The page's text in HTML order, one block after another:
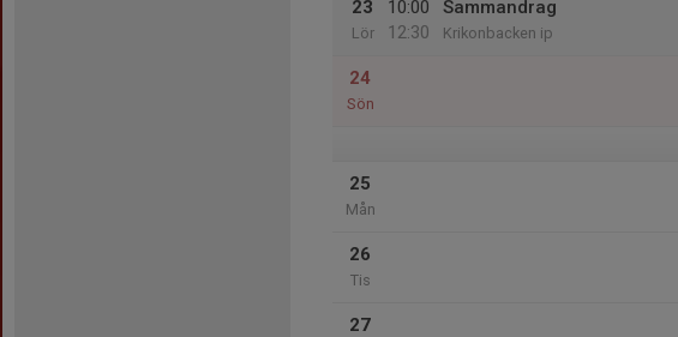
23
Lör
10:00
12:30
Sammandrag
Krikonbacken ip
24
Sön
25
Mån
26
Tis
27